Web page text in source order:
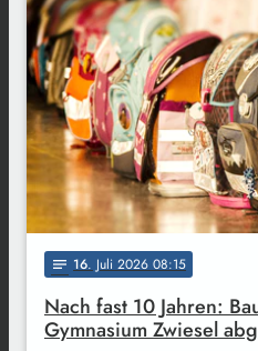
notes 16. Juli 2026 08:15
Nach fast 10 Jahren:
Gymnasium Zwiesel